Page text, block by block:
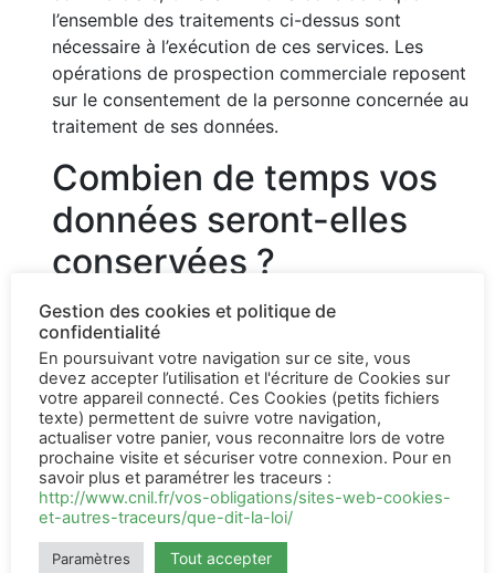
l’ensemble des traitements ci-dessus sont
nécessaire à l’exécution de ces services. Les
opérations de prospection commerciale reposent
sur le consentement de la personne concernée au
traitement de ses données.
Combien de temps vos
données seront-elles
conservées ?
La société GDS SERVICES conservera vos
données personnelles pour les durées suivantes :
L’ensemble des données personnelles collectées
auprès de l’internaute « client » seront conservées
pour toute la durée de la relation commerciale et
pour une durée de 5 années à compter de la fin de
ladite relation commerciale (par exemple à
compter de la date de votre dernier achat…),
L’ensemble des données personnelles collectées
auprès de l’internaute « prospects ou
Gestion des cookies et politique de
confidentialité
En poursuivant votre navigation sur ce site, vous
devez accepter l’utilisation et l'écriture de Cookies sur
votre appareil connecté. Ces Cookies (petits fichiers
texte) permettent de suivre votre navigation,
actualiser votre panier, vous reconnaitre lors de votre
prochaine visite et sécuriser votre connexion. Pour en
savoir plus et paramétrer les traceurs :
http://www.cnil.fr/vos-obligations/sites-web-cookies-
et-autres-traceurs/que-dit-la-loi/
Paramètres Tout accepter